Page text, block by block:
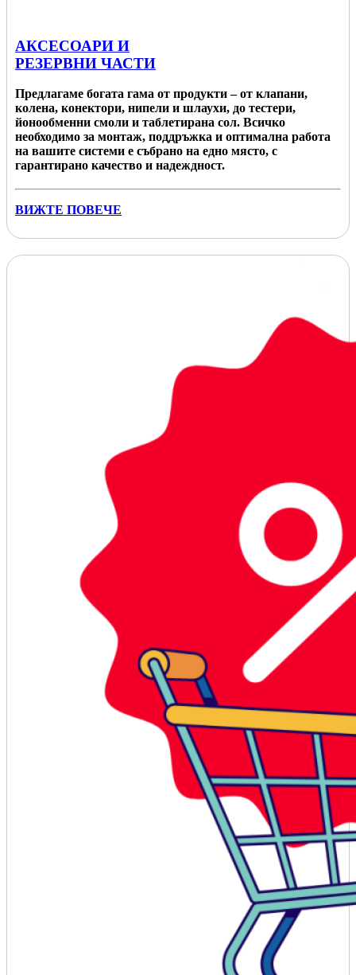
АКСЕСОАРИ И
РЕЗЕРВНИ ЧАСТИ
Предлагаме богата гама от продукти – от клапани,
колена, конектори, нипели и шлаухи, до тестери,
йонообменни смоли и таблетирана сол. Всичко
необходимо за монтаж, поддръжка и оптимална работа
на вашите системи е събрано на едно място, с
гарантирано качество и надеждност.
ВИЖТЕ ПОВЕЧЕ